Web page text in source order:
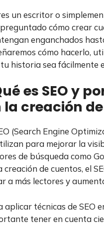
un escritor o
cómo crear
enganchados
cómo hacerlo,
historia sea fácilmente
es SEO y
la creación
(Search Engine
para mejorar la
de búsqueda como
creación de cuentos, el
a más lectores y
aplicar técnicas de SEO
tener en cuenta